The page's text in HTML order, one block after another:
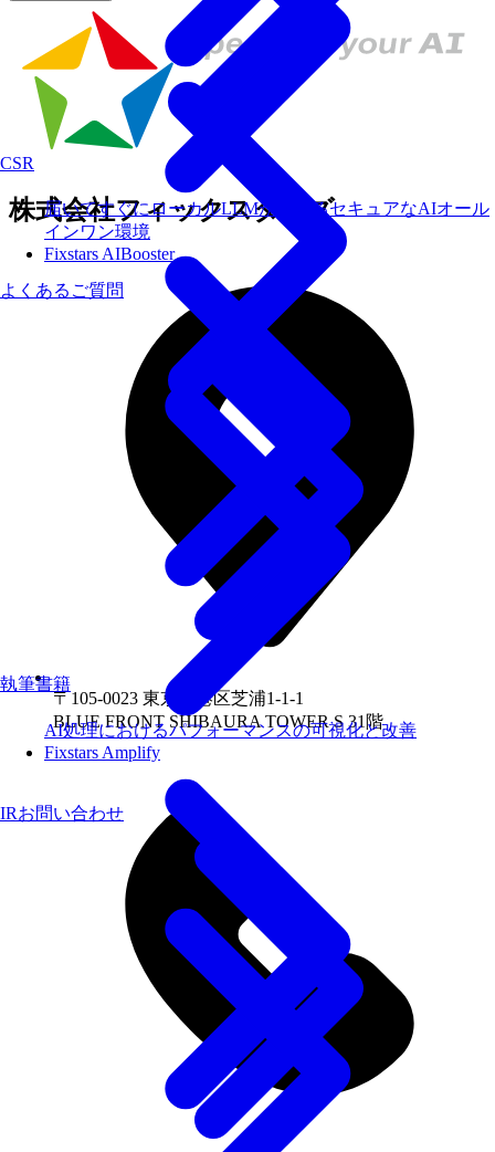
CSR
執筆書籍
届いてすぐにローカルLLMが使えるセキュアなAIオール
インワン環境
Fixstars AIBooster
AI処理におけるパフォーマンスの可視化と改善
Fixstars Amplify
よくあるご質問
IRお問い合わせ
株式会社フィックスターズ
〒105-0023 東京都港区芝浦1-1-1
BLUE FRONT SHIBAURA TOWER S 31階